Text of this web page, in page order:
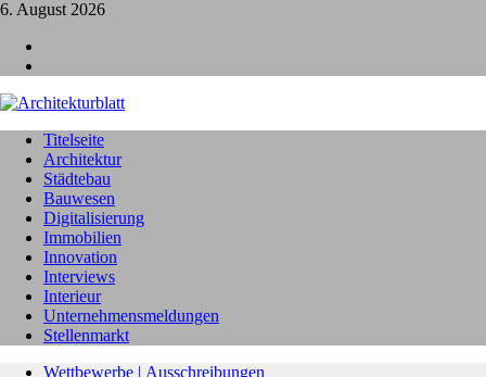
6. August 2026
Titelseite
Architektur
Städtebau
Bauwesen
Digitalisierung
Immobilien
Innovation
Interviews
Interieur
Unternehmensmeldungen
Stellenmarkt
Wettbewerbe | Ausschreibungen